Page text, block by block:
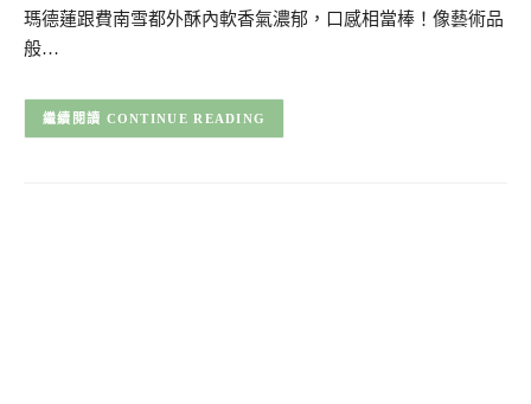
瑪德蓮跟費南雪都外酥內軟香氣濃郁，口感相當棒！像藝術品
般…
CONTINUE READING